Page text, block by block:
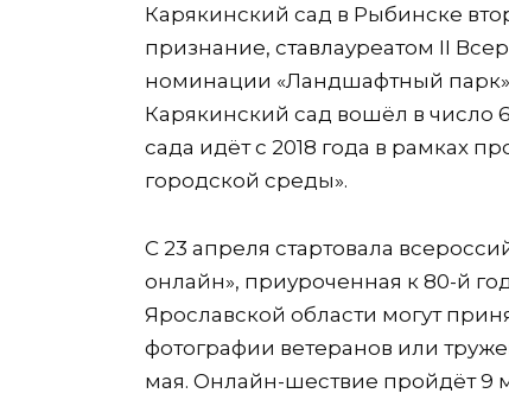
Карякинский сад в Рыбинске
признание, ставлауреатом II
номинации «Ландшафтный
Карякинский сад вошёл в число
сада идёт с 2018 года в рамках
городской среды».
С 23 апреля стартовала
онлайн», приуроченная к 80-й
Ярославской области могут
фотографии ветеранов или
мая. Онлайн-шествие пройдёт 9